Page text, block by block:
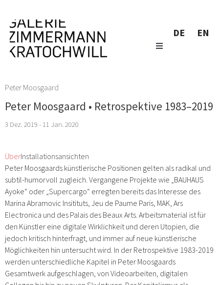
DE EN
Peter Moosgaard
Peter Moosgaard • Retrospektive 1983–2019
3 Dez. 2019 - 11 Jan. 2020
ÜberInstallationsansichten
Peter Moosgaards künstlerische Positionen gelten als radikal und
subtil-humorvoll zugleich. Vergangene Projekte wie „BAUHAUS
Ayoke“ oder „Supercargo“ erregten bereits das Interesse des
Marina Abramovic Insitituts, Jeu de Paume Paris, MAK, Ars
Electronica und des Palais des Beaux Arts. Arbeitsmaterial ist für
den Künstler eine digitale Wirklichkeit und deren Utopien, die
jedoch kritisch hinterfragt, und immer auf neue künstlerische
Möglichkeiten hin untersucht wird. In der Retrospektive 1983-2019
werden unterschiedliche Kapitel in Peter Moosgaards
Gesamtwerk aufgeschlagen, von Videoarbeiten, digitalen